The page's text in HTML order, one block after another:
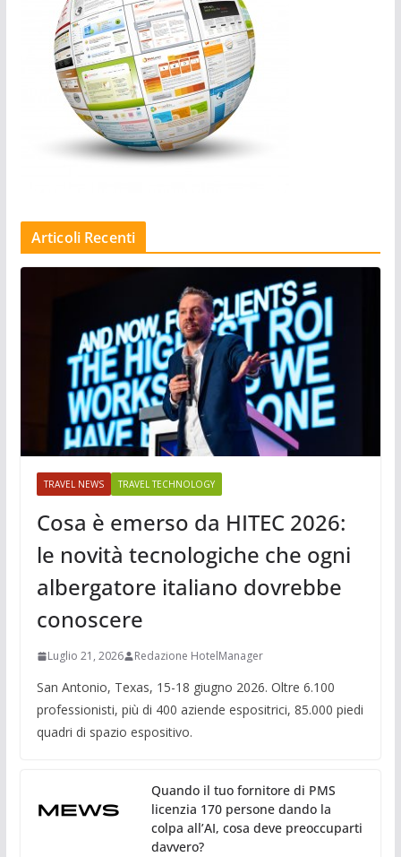
Articoli Recenti
TRAVEL NEWS TRAVEL TECHNOLOGY
Cosa è emerso da HITEC 2026:
le novità tecnologiche che ogni
albergatore italiano dovrebbe
conoscere
Luglio 21, 2026 Redazione HotelManager
San Antonio, Texas, 15-18 giugno 2026. Oltre 6.100
professionisti, più di 400 aziende espositrici, 85.000 piedi
quadri di spazio espositivo.
Quando il tuo fornitore di PMS
licenzia 170 persone dando la
colpa all’AI, cosa deve preoccuparti
davvero?